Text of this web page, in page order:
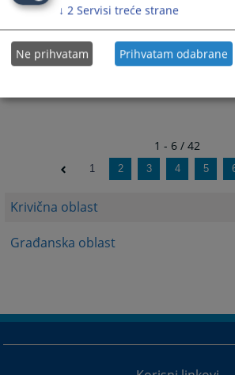
Krivična oblast
Građanska oblast
1 - 6 / 42
1 2 3 4 5
↓ 2 Servisi treće strane
Ne prihvatam Prihvatam odabrane